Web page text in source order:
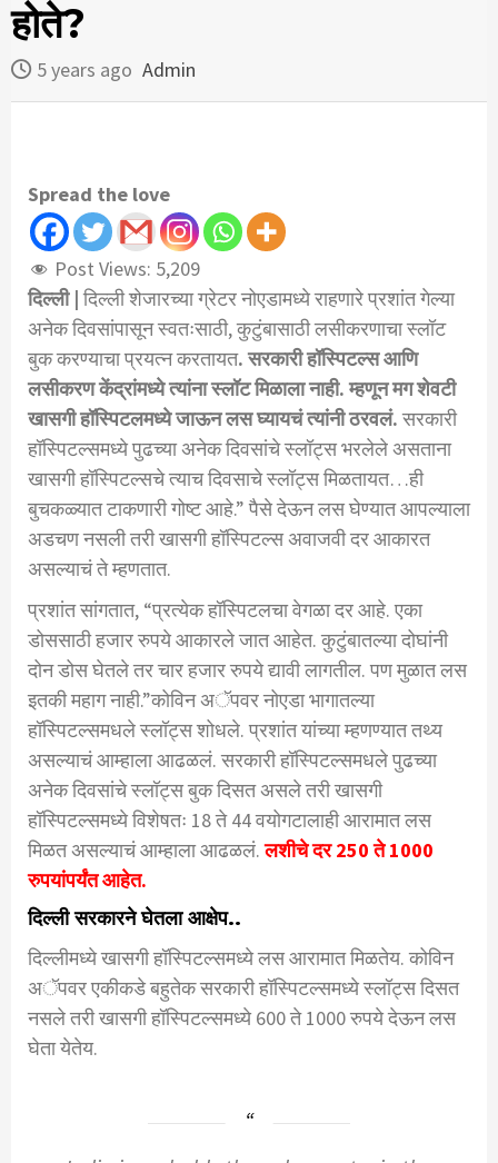
होते?
5 years ago Admin
Spread the love
Post Views: 5,209
दिल्ली |दिल्ली शेजारच्या ग्रेटर नोएडामध्ये राहणारे प्रशांत गेल्या
अनेक दिवसांपासून स्वतःसाठी, कुटुंबासाठी लसीकरणाचा स्लॉट
बुक करण्याचा प्रयत्न करतायत.सरकारी हॉस्पिटल्स आणि
लसीकरण केंद्रांमध्ये त्यांना स्लॉट मिळाला नाही. म्हणून मग शेवटी
खासगी हॉस्पिटलमध्ये जाऊन लस घ्यायचं त्यांनी ठरवलं.सरकारी
हॉस्पिटल्समध्ये पुढच्या अनेक दिवसांचे स्लॉट्स भरलेले असताना
खासगी हॉस्पिटल्सचे त्याच दिवसाचे स्लॉट्स मिळतायत…ही
बुचकळ्यात टाकणारी गोष्ट आहे.” पैसे देऊन लस घेण्यात आपल्याला
अडचण नसली तरी खासगी हॉस्पिटल्स अवाजवी दर आकारत
असल्याचं ते म्हणतात.
प्रशांत सांगतात, “प्रत्येक हॉस्पिटलचा वेगळा दर आहे. एका
डोससाठी हजार रुपये आकारले जात आहेत. कुटुंबातल्या दोघांनी
दोन डोस घेतले तर चार हजार रुपये द्यावी लागतील. पण मुळात लस
इतकी महाग नाही.”कोविन अॅपवर नोएडा भागातल्या
हॉस्पिटल्समधले स्लॉट्स शोधले. प्रशांत यांच्या म्हणण्यात तथ्य
असल्याचं आम्हाला आढळलं. सरकारी हॉस्पिटल्समधले पुढच्या
अनेक दिवसांचे स्लॉट्स बुक दिसत असले तरी खासगी
हॉस्पिटल्समध्ये विशेषतः 18 ते 44 वयोगटालाही आरामात लस
मिळत असल्याचं आम्हाला आढळलं.लशीचे दर 250 ते 1000
रुपयांपर्यंत आहेत.
दिल्ली सरकारने घेतला आक्षेप..
दिल्लीमध्ये खासगी हॉस्पिटल्समध्ये लस आरामात मिळतेय. कोविन
अॅपवर एकीकडे बहुतेक सरकारी हॉस्पिटल्समध्ये स्लॉट्स दिसत
नसले तरी खासगी हॉस्पिटल्समध्ये 600 ते 1000 रुपये देऊन लस
घेता येतेय.